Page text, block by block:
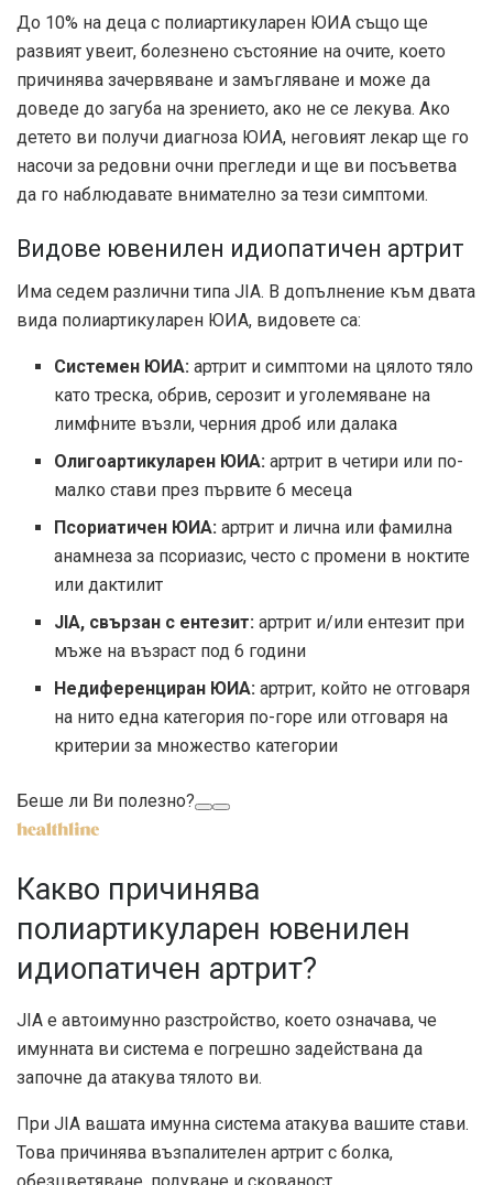
До 10% на деца с полиартикуларен ЮИА също ще
развият увеит, болезнено състояние на очите, което
причинява зачервяване и замъгляване и може да
доведе до загуба на зрението, ако не се лекува. Ако
детето ви получи диагноза ЮИА, неговият лекар ще го
насочи за редовни очни прегледи и ще ви посъветва
да го наблюдавате внимателно за тези симптоми.
Видове ювенилен идиопатичен артрит
Има седем различни типа JIA. В допълнение към двата
вида полиартикуларен ЮИА, видовете са:
Системен ЮИА: артрит и симптоми на цялото тяло
като треска, обрив, серозит и уголемяване на
лимфните възли, черния дроб или далака
Олигоартикуларен ЮИА: артрит в четири или по-
малко стави през първите 6 месеца
Псориатичен ЮИА: артрит и лична или фамилна
анамнеза за псориазис, често с промени в ноктите
или дактилит
JIA, свързан с ентезит: артрит и/или ентезит при
мъже на възраст под 6 години
Недиференциран ЮИА: артрит, който не отговаря
на нито една категория по-горе или отговаря на
критерии за множество категории
Беше ли Ви полезно?
Какво причинява
полиартикуларен ювенилен
идиопатичен артрит?
JIA е автоимунно разстройство, което означава, че
имунната ви система е погрешно задействана да
започне да атакува тялото ви.
При JIA вашата имунна система атакува вашите стави.
Това причинява възпалителен артрит с болка,